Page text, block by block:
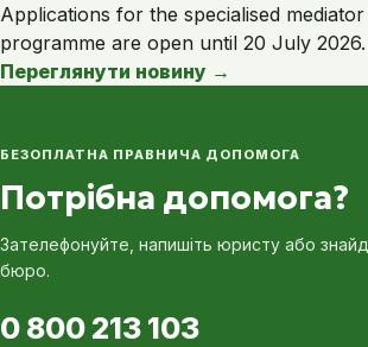
Applications for the specialised
programme are open until 20 July 2026.
Переглянути новину →
БЕЗОПЛАТНА ПРАВНИЧА ДОПОМОГА
Потрібна допомога?
Зателефонуйте, напишіть юристу або
бюро.
0 800 213 103